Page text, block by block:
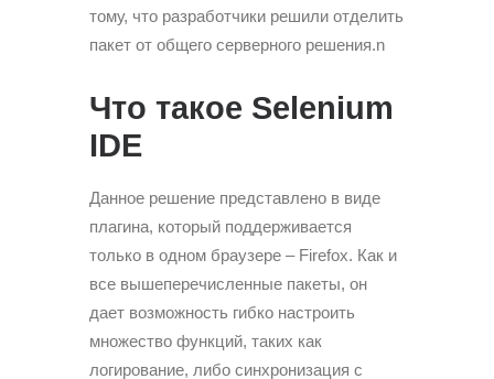
тому, что разработчики решили отделить
пакет от общего серверного решения.n
Что такое Selenium
IDE
Данное решение представлено в виде
плагина, который поддерживается
только в одном браузере – Firefox. Как и
все вышеперечисленные пакеты, он
дает возможность гибко настроить
множество функций, таких как
логирование, либо синхронизация с